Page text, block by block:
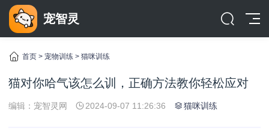
宠智灵
首页 > 宠物训练 > 猫咪训练
猫对你哈气该怎么训，正确方法教你轻松应对
编辑：宠智灵网 2024-09-07 11:26:36 猫咪训练